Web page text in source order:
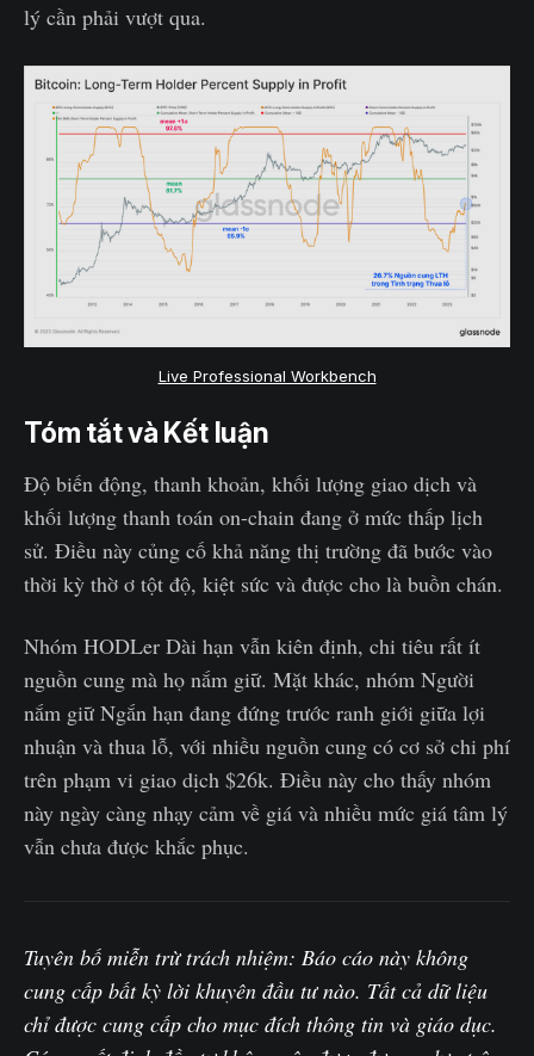
lý cần phải vượt qua.
Live Professional Workbench
Tóm tắt và Kết luận
Độ biến động, thanh khoản, khối lượng giao dịch và
khối lượng thanh toán on-chain đang ở mức thấp lịch
sử. Điều này củng cố khả năng thị trường đã bước vào
thời kỳ thờ ơ tột độ, kiệt sức và được cho là buồn chán.
Nhóm HODLer Dài hạn vẫn kiên định, chi tiêu rất ít
nguồn cung mà họ nắm giữ. Mặt khác, nhóm Người
nắm giữ Ngắn hạn đang đứng trước ranh giới giữa lợi
nhuận và thua lỗ, với nhiều nguồn cung có cơ sở chi phí
trên phạm vi giao dịch $26k. Điều này cho thấy nhóm
này ngày càng nhạy cảm về giá và nhiều mức giá tâm lý
vẫn chưa được khắc phục.
Tuyên bố miễn trừ trách nhiệm: Báo cáo này không
cung cấp bất kỳ lời khuyên đầu tư nào. Tất cả dữ liệu
chỉ được cung cấp cho mục đích thông tin và giáo dục.